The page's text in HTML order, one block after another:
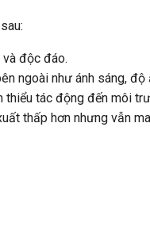
và độc đáo.
ngoài như ánh sáng, độ
tác động đến môi
thấp hơn nhưng vẫn